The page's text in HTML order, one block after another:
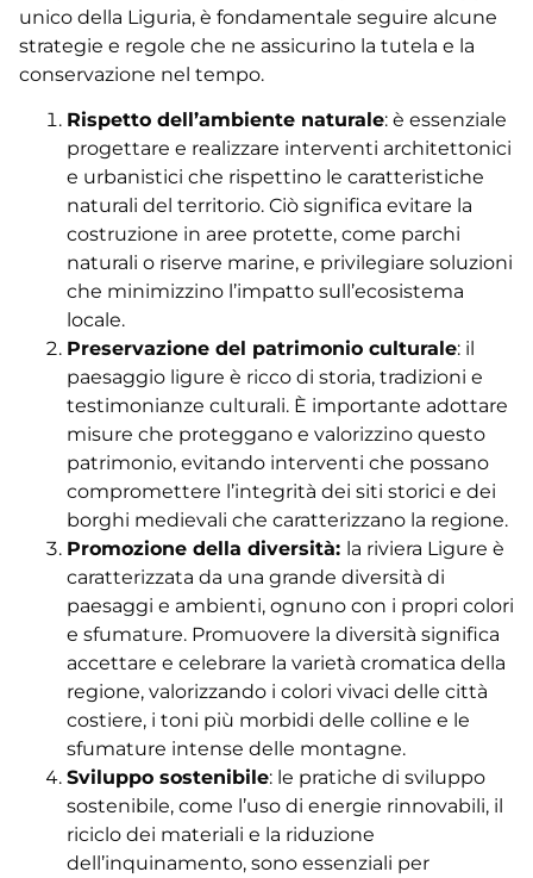
unico della Liguria, è fondamentale seguire alcune
strategie e regole che ne assicurino la tutela e la
conservazione nel tempo.
Rispetto dell’ambiente naturale: è essenziale
progettare e realizzare interventi architettonici
e urbanistici che rispettino le caratteristiche
naturali del territorio. Ciò significa evitare la
costruzione in aree protette, come parchi
naturali o riserve marine, e privilegiare soluzioni
che minimizzino l’impatto sull’ecosistema
locale.
Preservazione del patrimonio culturale: il
paesaggio ligure è ricco di storia, tradizioni e
testimonianze culturali. È importante adottare
misure che proteggano e valorizzino questo
patrimonio, evitando interventi che possano
compromettere l’integrità dei siti storici e dei
borghi medievali che caratterizzano la regione.
Promozione della diversità: la riviera Ligure è
caratterizzata da una grande diversità di
paesaggi e ambienti, ognuno con i propri colori
e sfumature. Promuovere la diversità significa
accettare e celebrare la varietà cromatica della
regione, valorizzando i colori vivaci delle città
costiere, i toni più morbidi delle colline e le
sfumature intense delle montagne.
Sviluppo sostenibile: le pratiche di sviluppo
sostenibile, come l’uso di energie rinnovabili, il
riciclo dei materiali e la riduzione
dell’inquinamento, sono essenziali per